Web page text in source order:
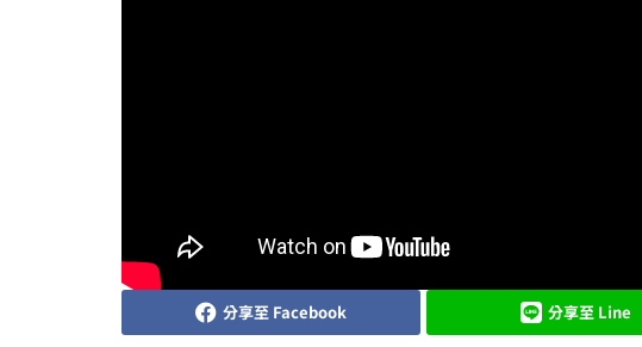
分享至 Facebook 分享至 Line